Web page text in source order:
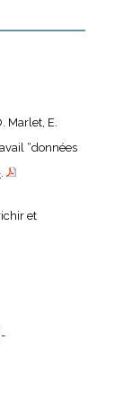
Marlet, E.
“données
.
et